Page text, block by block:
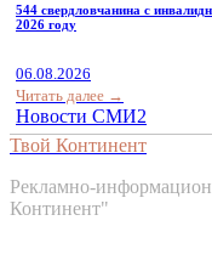
544 свердловчанина с
2026 году
06.08.2026
Читать далее →
Новости СМИ2
Твой Континент
Рекламно-
Континент"